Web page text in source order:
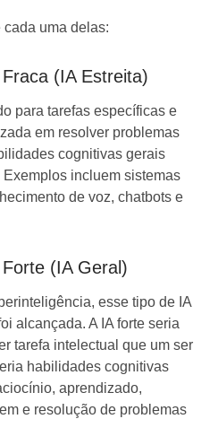
cada uma delas:
(IA Estreita)
para tarefas específicas e
em resolver problemas
cognitivas gerais
incluem sistemas
de voz, chatbots e
(IA Geral)
esse tipo de IA
alcançada. A IA forte seria
tarefa intelectual que um ser
habilidades cognitivas
aprendizado,
e resolução de problemas